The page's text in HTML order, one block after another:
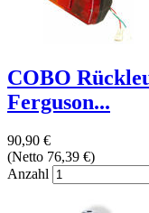
COBO
Ferguson...
90,90 €
(Netto 76,39 €)
Anzahl